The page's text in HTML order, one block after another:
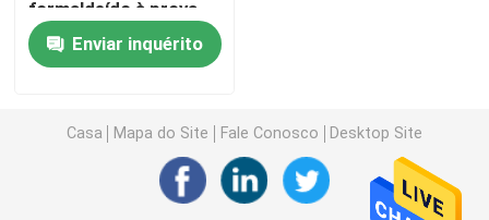
Painel isolante de borracha da espuma
Tubulação de borracha da isolação da espuma
Tubo de lãs de rocha
formaldeído à prova
de som
Enviar inquérito
Casa Mapa do Site Fale Conosco Desktop Site